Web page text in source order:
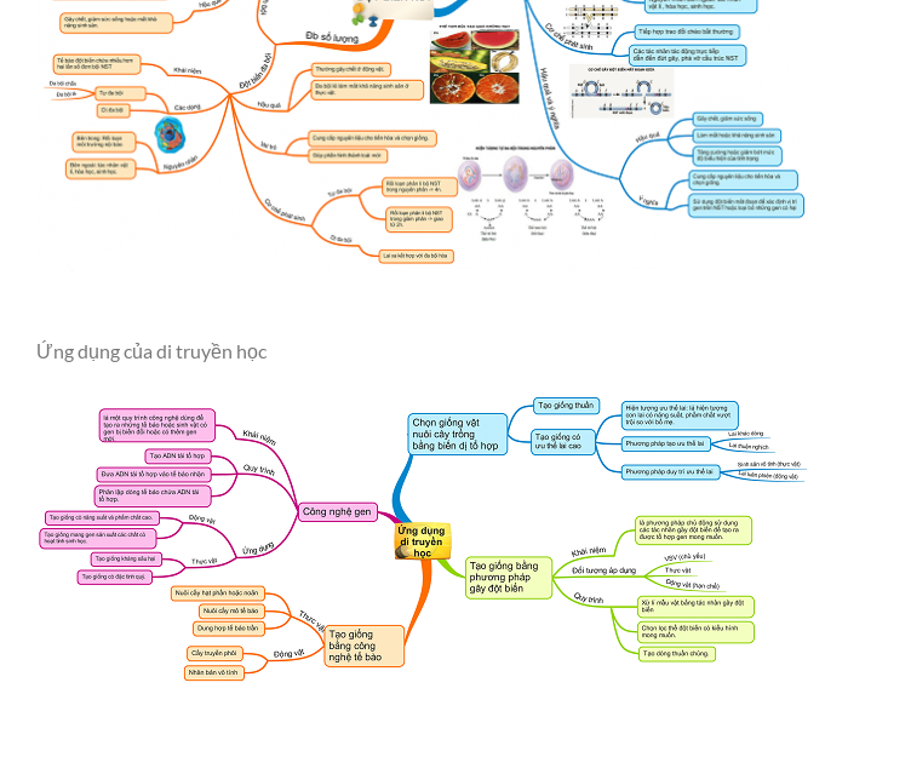
Ứng dụng của di truyền học